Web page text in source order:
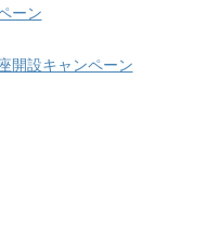
ーン
開設キャンペーン